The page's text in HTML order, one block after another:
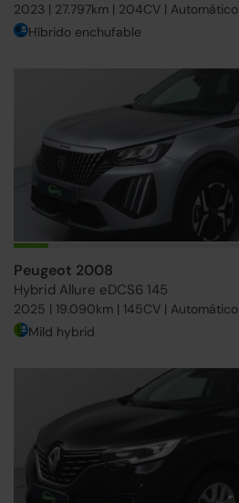
2023 | 27.797km | 204CV | Automático
Híbrido enchufable
Peugeot 2008
Hybrid Allure eDCS6 145
2025 | 19.090km | 145CV | Automático
Mild hybrid